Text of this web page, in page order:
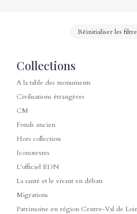
Réinitialiser les
Collections
A la table des monuments
Civilisations étrangères
CM
Fonds ancien
Hors collection
Iconotextes
L'officiel EDN
La santé et le vivant en débats
Migrations
Patrimoine en région Centre-Val de